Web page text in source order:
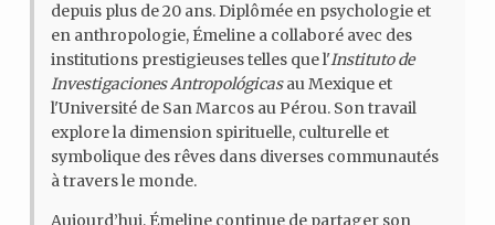
depuis plus de 20 ans. Diplômée en psychologie et
en anthropologie, Émeline a collaboré avec des
institutions prestigieuses telles que l'Instituto de
Investigaciones Antropológicasau Mexique et
l'Université de San Marcos au Pérou. Son travail
explore la dimension spirituelle, culturelle et
symbolique des rêves dans diverses communautés
à travers le monde.
Aujourd’hui, Émeline continue de partager son